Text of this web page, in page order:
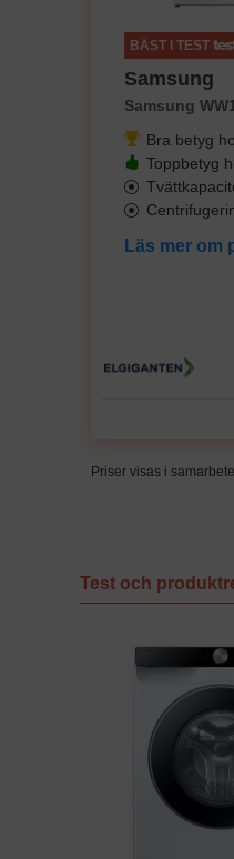
BÄST I TEST
Samsung
Samsung
Bra betyg
Toppbetyg
Läs mer om
Priser visas i
Test och